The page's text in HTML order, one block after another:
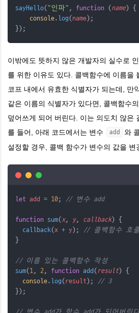
sayHello( "인파" , function ( name) {
console. log( name);
});
이밖에도 뜻하지 않은 개발자의 실수로
를 위한 이유도 있다. 콜백함수에 이름을
코프 내에서 유효한 식별자가 되는데, 만
같은 이름의 식별자가 있다면, 콜백함수
덮어쓰게 되어 버린다. 이는 의도치 않은
를 들어, 아래 코드에서는 변수
add 와
설정할 경우, 콜백 함수가 변수의 값을 변
let add = 10; // 변수 add
function sum(x, y, callback) {
callback(x + y);
// 콜백함수 호
}
// 이름 있는 콜백함수 작성
sum( 1, 2, function add( result) {
console. log( result );
// 3
});